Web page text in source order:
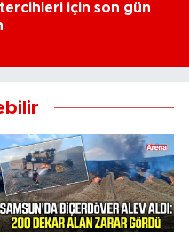
tercihleri için son gün